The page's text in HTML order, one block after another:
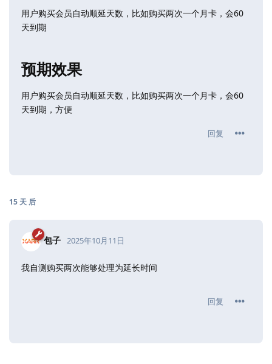
用户购买会员自动顺延天数，比如购买两次一个月卡，会60
天到期
预期效果
用户购买会员自动顺延天数，比如购买两次一个月卡，会60
天到期，方便
回复
15 天 后
包子 2025年10月11日
我自测购买两次能够处理为延长时间
回复